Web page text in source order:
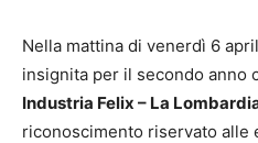
Nella mattina di venerdì 6
insignita per il secondo anno
Industria Felix – La
riconoscimento riservato alle